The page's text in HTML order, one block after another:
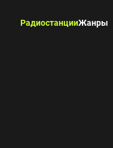
РадиостанцииЖанры